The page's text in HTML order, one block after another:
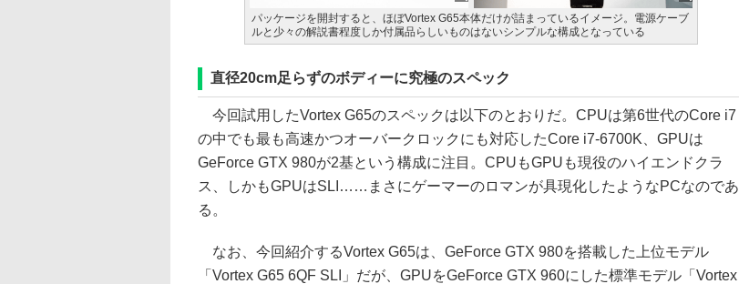
パッケージを開封すると、ほぼVortex G65本体だけが詰まっているイメージ。電源ケーブ
ルと少々の解説書程度しか付属品らしいものはないシンプルな構成となっている
直径20cm足らずのボディーに究極のスペック
今回試用したVortex G65のスペックは以下のとおりだ。CPUは第6世代のCore i7
の中でも最も高速かつオーバークロックにも対応したCore i7-6700K、GPUは
GeForce GTX 980が2基という構成に注目。CPUもGPUも現役のハイエンドクラ
ス、しかもGPUはSLI……まさにゲーマーのロマンが具現化したようなPCなのであ
る。
なお、今回紹介するVortex G65は、GeForce GTX 980を搭載した上位モデル
「Vortex G65 6QF SLI」だが、GPUをGeForce GTX 960にした標準モデル「Vortex